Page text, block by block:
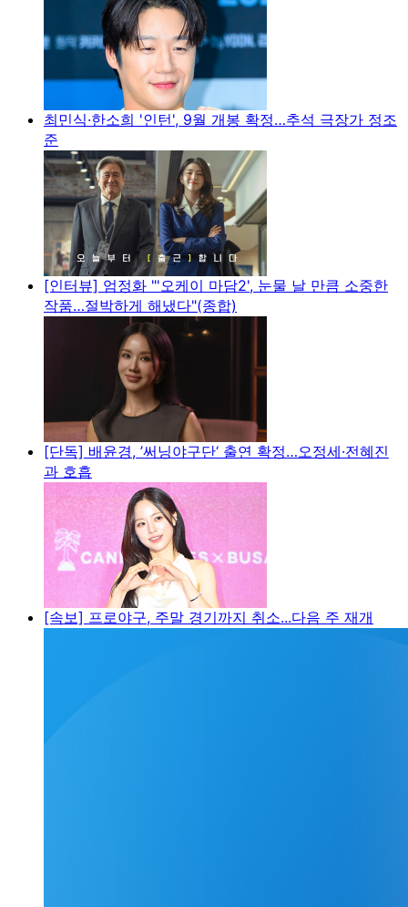
최민식·한소희 '인턴', 9월 개봉 확정…추석 극장가 정조
준
[인터뷰] 엄정화 "'오케이 마담2', 눈물 날 만큼 소중한
작품…절박하게 해냈다"(종합)
[단독] 배윤경, ’써닝야구단‘ 출연 확정…오정세·전혜진
과 호흡
[속보] 프로야구, 주말 경기까지 취소...다음 주 재개